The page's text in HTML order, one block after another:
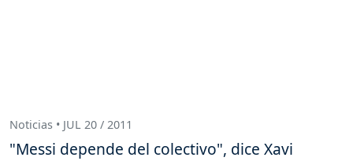
Noticias • JUL 20 / 2011
"Messi depende del colectivo", dice Xavi